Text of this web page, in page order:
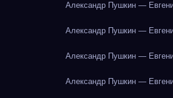
Александр Пушкин —
Александр Пушкин —
Александр Пушкин —
Александр Пушкин —